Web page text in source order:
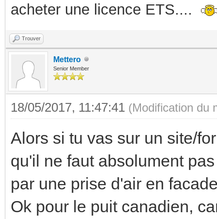
acheter une licence ETS....
Trouver
Mettero
Senior Member
18/05/2017, 11:47:41 (Modification du
Alors si tu vas sur un site/
qu'il ne faut absolument
par une prise d'air en
Ok pour le puit canadien,